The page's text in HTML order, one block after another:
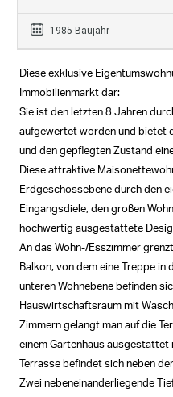
1985 Baujahr
Diese exklusive
Immobilienmarkt dar:
Sie ist den letzten 8 Jahren
aufgewertet worden und bietet
und den gepflegten Zustand
Diese attraktive
Erdgeschossebene durch den
Eingangsdiele, den großen
hochwertig ausgestattete
An das Wohn-/Esszimmer
Balkon, von dem eine Treppe in
unteren Wohnebene befinden
Hauswirtschaftsraum mit
Zimmern gelangt man auf die
einem Gartenhaus ausgestattet
Terrasse befindet sich neben
Zwei nebeneinanderliegende